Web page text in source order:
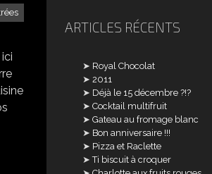
ARTICLES RÉCENTS
Royal Chocolat
2011
Déjà le 15 décembre ?!?
Cocktail multifruit
Gateau au fromage blanc
Bon anniversaire !!!
Pizza et Raclette
Ti biscuit à croquer